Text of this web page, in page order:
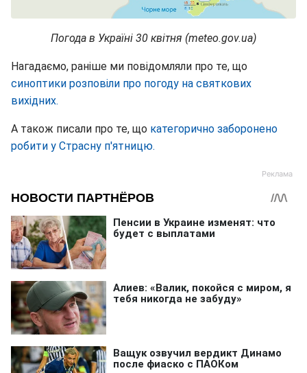
Погода в Україні 30 квітня (meteo.gov.ua)
Нагадаємо, раніше ми повідомляли про те, що
синоптики розповіли про погоду на святкових
вихідних.
А також писали про те, що категорично заборонено
робити у Страсну п'ятницю.